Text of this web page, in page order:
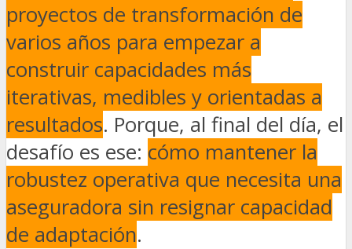
proyectos de transformación de
varios años para empezar a
construir capacidades más
iterativas, medibles y orientadas a
resultados. Porque, al final del día, el
desafío es ese: cómo mantener la
robustez operativa que necesita una
aseguradora sin resignar capacidad
de adaptación.